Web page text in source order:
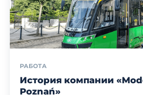
РАБОТА
История компании
Poznań»